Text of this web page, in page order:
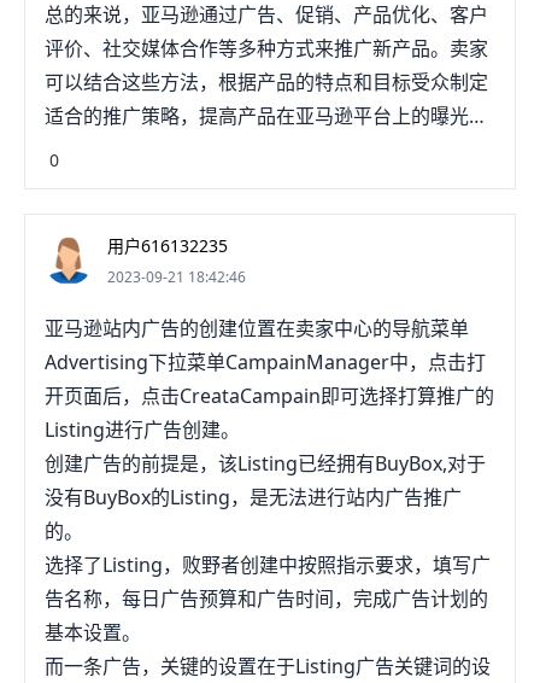
总的来说，亚马逊通过广告、促销、产品优化、客户
评价、社交媒体合作等多种方式来推广新产品。卖家
可以结合这些方法，根据产品的特点和目标受众制定
适合的推广策略，提高产品在亚马逊平台上的曝光度
和销售量。
0
用户616132235
2023-09-21 18:42:46
亚马逊站内广告的创建位置在卖家中心的导航菜单
Advertising下拉菜单CampainManager中，点击打
开页面后，点击CreataCampain即可选择打算推广的
Listing进行广告创建。
创建广告的前提是，该Listing已经拥有BuyBox,对于
没有BuyBox的Listing，是无法进行站内广告推广
的。
选择了Listing，败野者创建中按照指示要求，填写广
告名称，每日广告预算和广告时间，完成广告计划的
基本设置。
而一条广告，关键的设置在于Listing广告关键词的设